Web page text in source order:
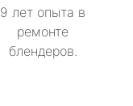
9 лет опыта в
ремонте
блендеров.